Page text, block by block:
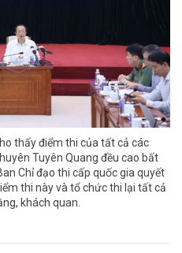
thấy điểm thi của tất cả các
Tuyên Quang đều cao bất
Chỉ đạo thi cấp quốc gia quyết
thi này và tổ chức thi lại tất cả
khách quan.